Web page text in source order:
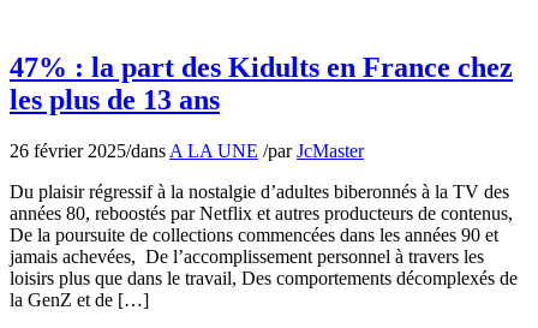
47% : la part des Kidults en France chez
les plus de 13 ans
26 février 2025/dans A LA UNE /parJcMaster
Du plaisir régressif à la nostalgie d’adultes biberonnés à la TV des
années 80, reboostés par Netflix et autres producteurs de contenus,
De la poursuite de collections commencées dans les années 90 et
jamais achevées, De l’accomplissement personnel à travers les
loisirs plus que dans le travail, Des comportements décomplexés de
la GenZ et de […]